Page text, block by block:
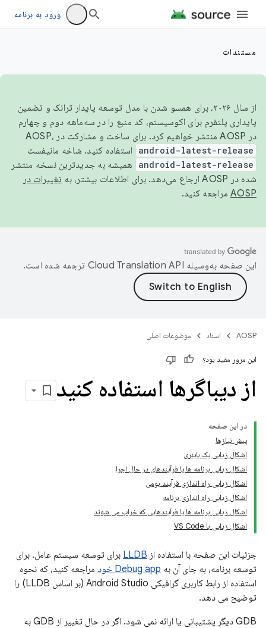
ورود به برنامه
مستندات
از سال ۲۰۲۶، برای همسو شدن با مدل توسعه پایدار ترانک و تضمین
پایداری پلتفرم برای اکوسیستم، کد منبع را در سه‌ماهه دوم و چهارم
در AOSP منتشر خواهیم کرد. برای ساخت و مشارکت در AOSP،
android-latest-release استفاده کنید. شاخه مانیفست
android-latest-release
همیشه به جدیدترین نسخه منتشر
شده در AOSP ارجاع می‌دهد. برای اطلاعات بیشتر، به
تغییرات در
AOSP مراجعه کنید.
این صفحه به‌وسیله ترجمه شده است.
AOSP اسناد موضوعات اصلی
این مرور مفید بود؟
از دیباگرها استفاده کنید
در این صفحه
پیش نیازها
اشکال زدایی یک باینری
اشکال زدایی برنامه ها یا فرآیندهای در حال اجرا
اشکال زدایی راه اندازی فرآیند بومی
اشکال زدایی راه اندازی برنامه
اشکال زدایی برنامه ها یا فرآیندهایی که خراب می شوند
اشکال زدایی با VS Code
جزئیات این صفحه با استفاده از LLDB برای توسعه سیستم عامل. برای
توسعه برنامه، به جای آن به Debug app خود
مراجعه کنید، که نحوه
استفاده از رابط کاربری گرافیکی Android Studio (بر اساس LLDB) را
توضیح می دهد.
GDB دیگر پشتیبانی یا ارائه نمی شود. اگر در حال تغییر از GDB به